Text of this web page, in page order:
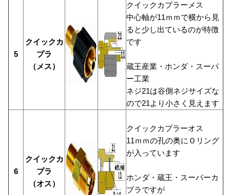
5
クイックカ
プラ
（メス）
クイックカプラーメス
中心軸が11ｍｍで横から見
ると少し出ているのが特徴
です
蔵王産業・ホンダ・スーパ
ー工業
ネジ21は谷側ネジサイズな
ので21より小さく見えます
6
クイックカ
プラ
（オス）
クイックカプラーオス
11ｍｍの孔の奥にＯリング
が入っています
ホンダ・蔵王・スーパーカ
プラですが